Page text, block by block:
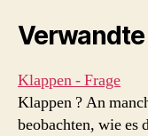
Klappen - Frage
Klappen ? An
beobachten, wie